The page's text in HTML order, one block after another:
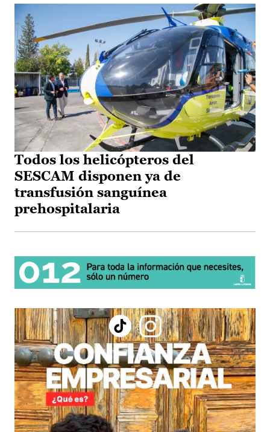
Todos los helicópteros del
SESCAM disponen ya de
transfusión sanguínea
prehospitalaria